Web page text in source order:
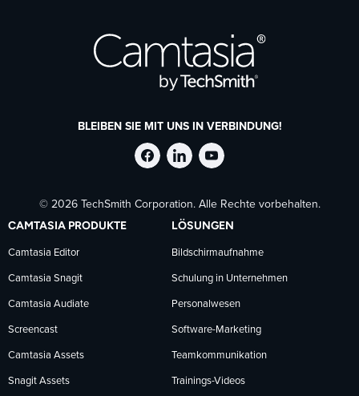
BLEIBEN SIE MIT UNS IN VERBINDUNG!
TechSmith
auf
Facebook
folgen
TechSmith
auf
LinkedIn
folgen
TechSmith
auf
YouTube
folgen
© 2026 TechSmith Corporation. Alle Rechte vorbehalten.
CAMTASIA PRODUKTE
Camtasia Editor
Camtasia Snagit
Camtasia Audiate
Screencast
Camtasia Assets
Snagit Assets
LÖSUNGEN
Bildschirmaufnahme
Schulung in Unternehmen
Personalwesen
Software-Marketing
Teamkommunikation
Trainings-Videos